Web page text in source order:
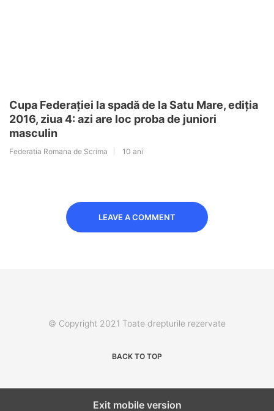
Cupa Federației la spadă de la Satu Mare, ediția
2016, ziua 4: azi are loc proba de juniori
masculin
Federatia Romana de Scrima 10 ani
LEAVE A COMMENT
© Copyright 2021 Toate drepturile rezervate
BACK TO TOP
Exit mobile version